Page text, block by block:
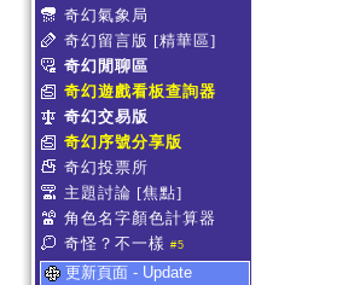
奇幻氣象局
奇幻留言版 [精華區]
奇幻閒聊區
奇幻遊戲看板查詢器
奇幻交易版
奇幻序號分享版
奇幻投票所
主題討論 [焦點]
角色名字顏色計算器
奇怪？不一樣 #5
更新頁面 - Update